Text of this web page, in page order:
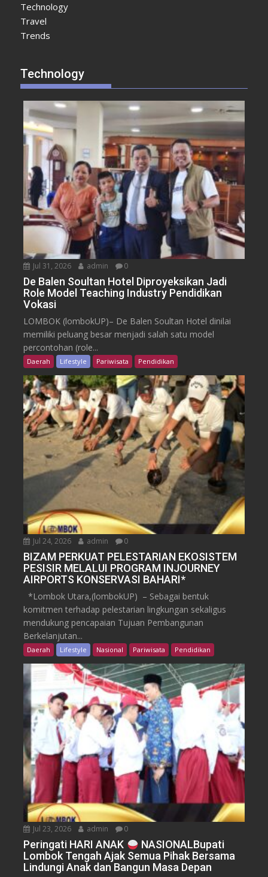
Technology
Travel
Trends
Technology
Jul 31, 2026 admin 0
De Balen Soultan Hotel Diproyeksikan Jadi
Role Model Teaching Industry Pendidikan
Vokasi
LOMBOK (lombokUP)– De Balen Soultan Hotel dinilai
memiliki peluang besar menjadi salah satu model
percontohan (role...
Daerah Lifestyle Pariwisata Pendidikan
Jul 24, 2026 admin 0
BIZAM PERKUAT PELESTARIAN EKOSISTEM
PESISIR MELALUI PROGRAM INJOURNEY
AIRPORTS KONSERVASI BAHARI*
*Lombok Utara,(lombokUP) – Sebagai bentuk
komitmen terhadap pelestarian lingkungan sekaligus
mendukung pencapaian Tujuan Pembangunan
Berkelanjutan...
Daerah Lifestyle Nasional Pariwisata Pendidikan
Jul 23, 2026 admin 0
Peringati HARI ANAK
NASIONALBupati
Lombok Tengah Ajak Semua Pihak Bersama
Lindungi Anak dan Bangun Masa Depan